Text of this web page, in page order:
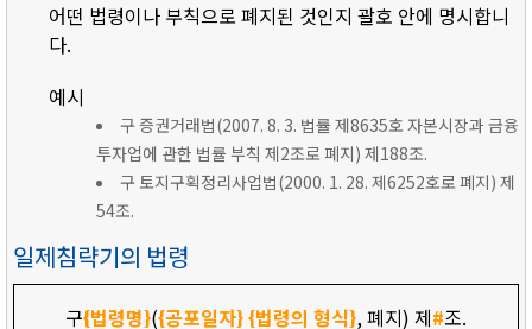
어떤 법령이나 부칙으로 폐지된 것인지 괄호 안에 명시합니
다.
예시
구 증권거래법(2007. 8. 3. 법률 제8635호 자본시장과 금융
투자업에 관한 법률 부칙 제2조로 폐지) 제188조.
구 토지구획정리사업법(2000. 1. 28. 제6252호로 폐지) 제
54조.
일제침략기의 법령
구{법령명}({공포일자}{법령의 형식}, 폐지) 제#조.